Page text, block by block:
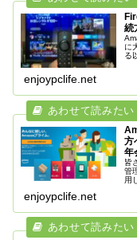
続
に
る
enjoypclife.net
方
年
皆
管
用
enjoypclife.net